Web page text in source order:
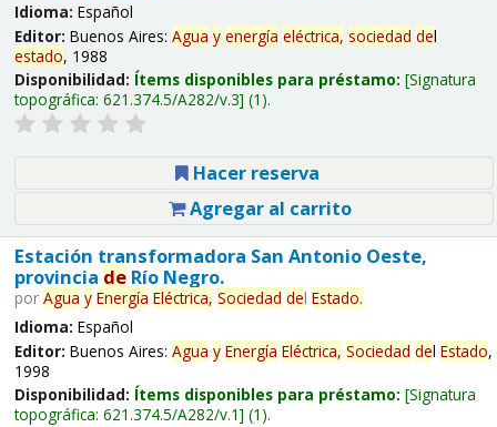
Idioma: Español
Editor: Buenos Aires: Agua y energía eléctrica, sociedad del
estado, 1988
Disponibilidad: Ítems disponibles para préstamo: Signatura
topográfica: 621.374.5/A282/v.3 (1).
Hacer reserva
Agregar al carrito
Estación transformadora San Antonio Oeste,
provincia deRío Negro.
por Agua y Energía Eléctrica, Sociedad del Estado.
Idioma: Español
Editor: Buenos Aires: Agua y Energía Eléctrica, Sociedad del Estado,
1998
Disponibilidad: Ítems disponibles para préstamo: Signatura
topográfica: 621.374.5/A282/v.1 (1).